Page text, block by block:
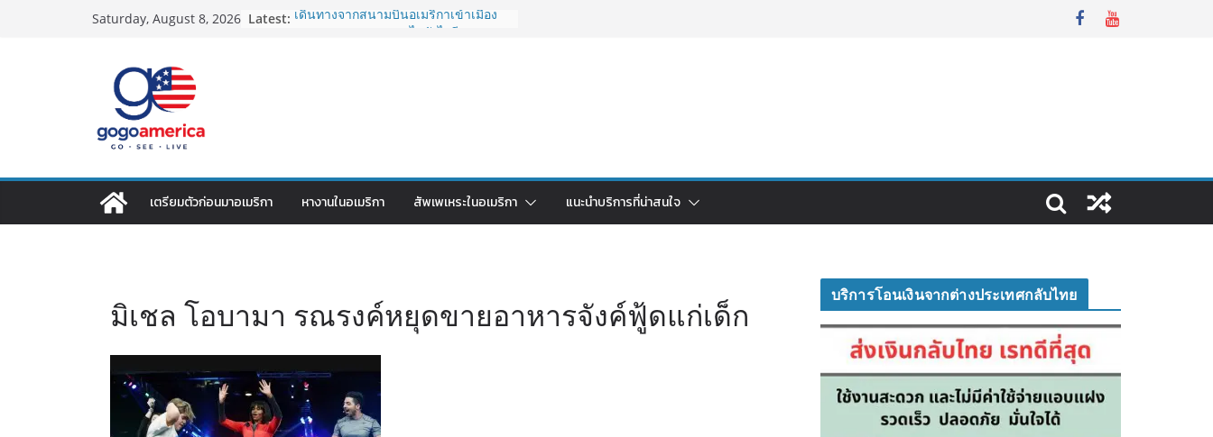
Saturday, August 8, 2026 Latest: เดินทางจากสนามบินอเมริกาเข้าเมือง
ประหยัดและคุ้มที่สุดในปี 2026?
VPN สำหรับใช้ในอเมริกา 2026: ตัว
เตรียมตัวก่อนมาอเมริกา หางานในอเมริกา สัพเพเหระในอเมริกา แนะนำบริการที่น่าสนใจ
มิเชล โอบามา รณรงค์หยุดขายอาหารจังค์ฟู้ดแก่เด็ก
บริการโอนเงินจากต่างประเทศกลับไทย